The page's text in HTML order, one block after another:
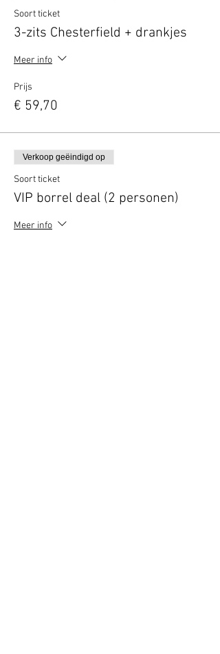
Soort ticket
3-zits Chesterfield + drankjes
Meer info
Prijs
€ 59,70
Verkoop geëindigd op
Soort ticket
VIP borrel deal (2 personen)
Meer info